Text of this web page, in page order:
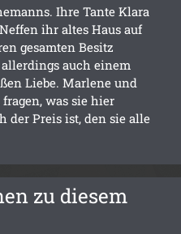
Ihre Tante Klara
ihr altes Haus auf
gesamten Besitz
auch einem
Liebe. Marlene und
was sie hier
der Preis ist, den sie alle
zu diesem